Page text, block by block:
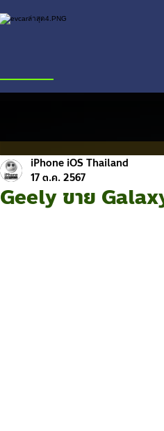
Geely ขาย
iPhone iOS Thailand
17 ต.ค. 2567